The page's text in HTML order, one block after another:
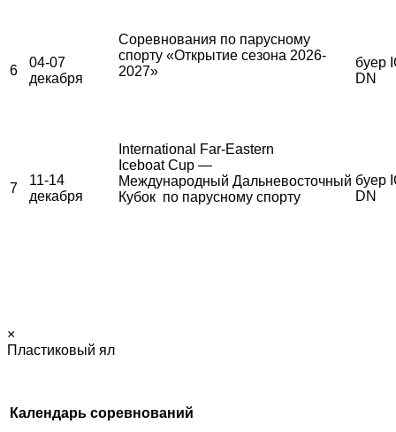
6
04-07
декабря
Соревнования по парусному
спорту «Открытие сезона 2026-
2027»
буер
DN
7
11-14
декабря
International Far-Eastern
Iceboat Cup —
Международный Дальневосточный
Кубок по парусному спорту
буер
DN
×
Пластиковый ял
Календарь соревнований